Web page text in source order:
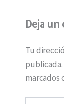
Deja
Tu
publicada.
marcados